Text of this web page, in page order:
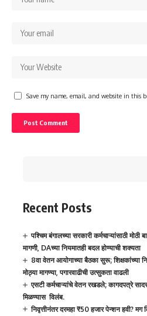
Save my name, email, and website in this
Recent Posts
पश्चिम बंगालच्या सरकारी कर्मचाऱ्यांसाठी मोठी
मागणी, DAच्या नियमातही बदल होण्याची शक्यता
8वा वेतन आयोगाच्या बैठका सुरू; शिक्षकांच्या
मोठ्या मागण्या, पगारवाढीची उत्सुकता वाढली
एसटी कर्मचाऱ्यांचे वेतन रखडले; कागदपत्रे
मिळण्यास विलंब.
निवृत्तीनंतर दरमहा ₹50 हजार पेन्शन हवी?